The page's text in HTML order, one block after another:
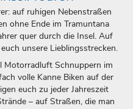
auf ruhigen Nebenstraßen
ohne Ende im Tramuntana
quer durch die Insel. Auf
unsere Lieblingsstrecken.
Motorradluft Schnuppern im
volle Kanne Biken auf der
euch zu jeder Jahreszeit
– auf Straßen, die man